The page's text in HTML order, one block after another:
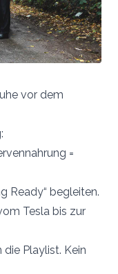
vor dem
=
Ready“ begleiten.
Tesla bis zur
Playlist. Kein